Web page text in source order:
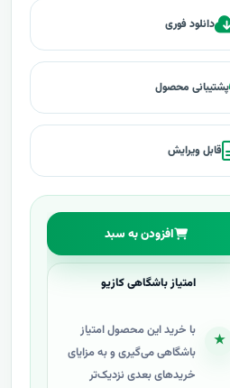
دانلود فوری
پشتیبانی محصول
قابل ویرایش
افزودن به سبد
★
امتیاز باشگاهی کازیو
با خرید این محصول امتیاز
باشگاهی می‌گیری و به مزایای
خریدهای بعدی نزدیک‌تر